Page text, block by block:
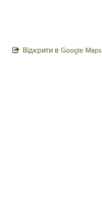
Відкрити в Google Maps